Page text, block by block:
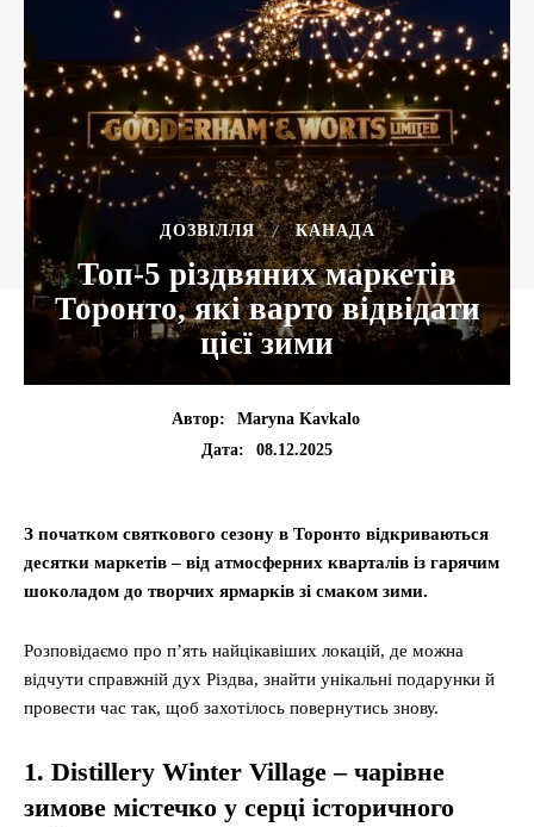
ДОЗВІЛЛЯ КАНАДА
Топ-5 різдвяних маркетів
Торонто, які варто відвідати
цієї зими
Автор:
Maryna Kavkalo
Дата:
08.12.2025
З початком святкового сезону в Торонто відкриваються
десятки маркетів – від атмосферних кварталів із гарячим
шоколадом до творчих ярмарків зі смаком зими.
Розповідаємо про п’ять найцікавіших локацій, де можна
відчути справжній дух Різдва, знайти унікальні подарунки й
провести час так, щоб захотілось повернутись знову.
1. Distillery Winter Village – чарівне
зимове містечко у серці історичного